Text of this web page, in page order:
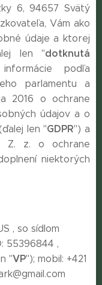
6, 94657 Svätý
Vám ako
údaje a ktorej
len "dotknutá
podľa
parlamentu a
2016 o ochrane
údajov a o
len "GDPR") a
Z. z. o ochrane
niektorých
, so sídlom
55396844 ,
"VP"); mobil: +421